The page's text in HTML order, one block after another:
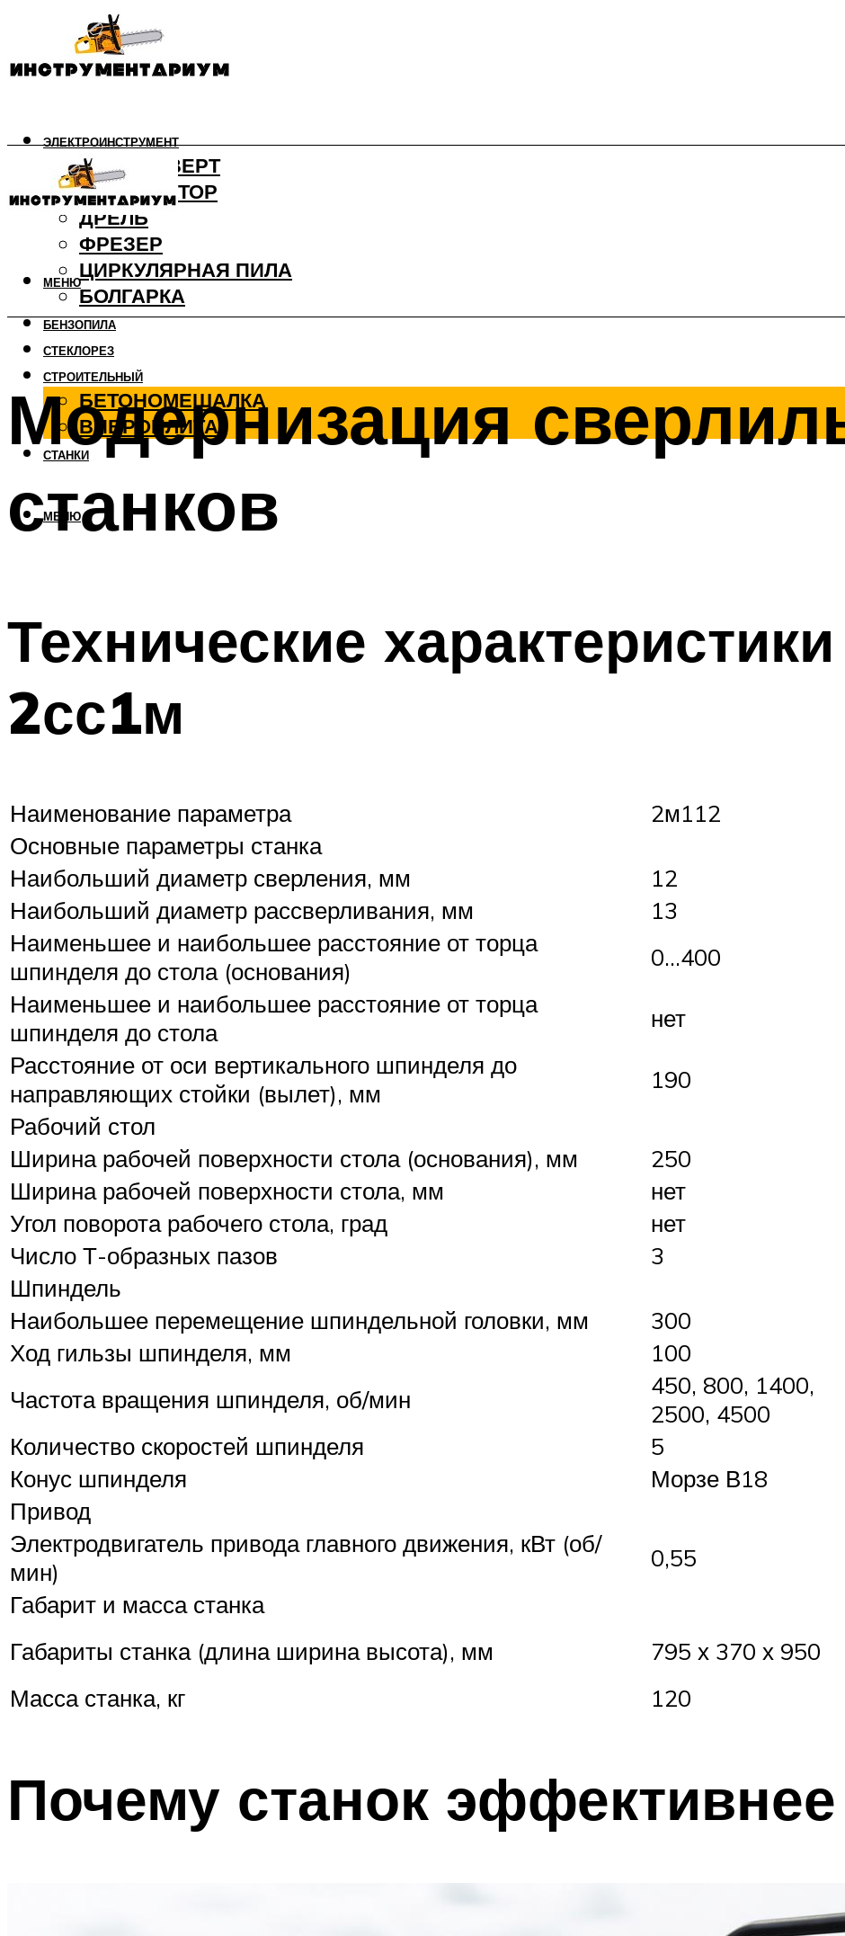
ЭЛЕКТРОИНСТРУМЕНТ
ШУРУПОВЕРТ
ПЕРФОРАТОР
ДРЕЛЬ
ФРЕЗЕР
ЦИРКУЛЯРНАЯ ПИЛА
БОЛГАРКА
БЕНЗОПИЛА
СТЕКЛОРЕЗ
СТРОИТЕЛЬНЫЙ
БЕТОНОМЕШАЛКА
ВИБРОПЛИТА
СТАНКИ
МЕНЮ
МЕНЮ
Модернизация
станков
Технические
2сс1м
Наименование параметра 2м112
Основные параметры станка
Наибольший диаметр сверления, мм
12
Наибольший диаметр рассверливания, мм
13
Наименьшее и наибольшее расстояние от торца
шпинделя до стола (основания)
0…400
Наименьшее и наибольшее расстояние от торца
шпинделя до стола
нет
Расстояние от оси вертикального шпинделя до
направляющих стойки (вылет), мм
190
Рабочий стол
Ширина рабочей поверхности стола (основания), мм
250
Ширина рабочей поверхности стола, мм
нет
Угол поворота рабочего стола, град
нет
Число Т-образных пазов
3
Шпиндель
Наибольшее перемещение шпиндельной головки, мм
300
Ход гильзы шпинделя, мм
100
Частота вращения шпинделя, об/мин
450, 800, 1400,
2500, 4500
Количество скоростей шпинделя
5
Конус шпинделя
Морзе В18
Привод
Электродвигатель привода главного движения, кВт (об/
мин)
0,55
Габарит и масса станка
Габариты станка (длина ширина высота), мм
795 х 370 х 950
Масса станка, кг
120
Почему станок